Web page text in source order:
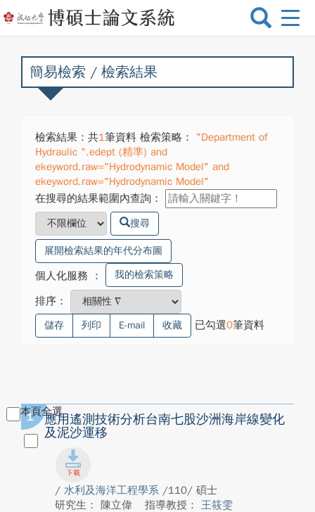
選
換
簡易檢索 / 檢索結果
檢索結果：共1筆資料 檢索策略：
"Department of
Hydraulic ".edept (精準) and
ekeyword.raw="Hydrodynamic Model" and
ekeyword.raw="Hydrodynamic Model"
在搜尋的結果範圍內查詢：
搜尋
展開檢索結果的年代分布圖
個人化服務 ： 我的檢索策略
排序：
儲存 列印 E-mail 收藏 已勾選0筆資料
本頁全選
1
應用遙測技術分析台南七股沙洲海岸線變化
及泥沙運移
/ 水利及海洋工程學系 /110/ 碩士
研究生： 陳立偉
指導教授： 王筱雯